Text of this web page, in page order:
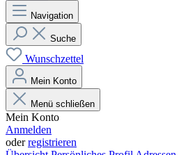
Navigation
Suche
Wunschzettel
Mein Konto
Menü schließen
Mein Konto
Anmelden
oderregistrieren